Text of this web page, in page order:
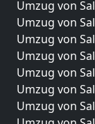
Umzug von
Umzug von
Umzug von
Umzug von
Umzug von
Umzug von
Umzug von